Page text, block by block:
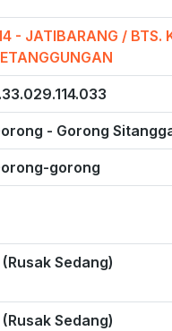
- JATIBARANG / BTS.
- Gorong
gorong
(Rusak Sedang)
(Rusak Sedang)